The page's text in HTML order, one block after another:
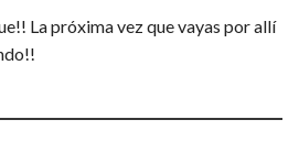
La próxima vez que vayas por allí